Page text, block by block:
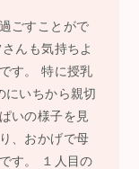
ごすことがで
んも気持ちよ
す。 特に授乳
にいちから親切
いの様子を見
、おかげで母
す。 １人目の